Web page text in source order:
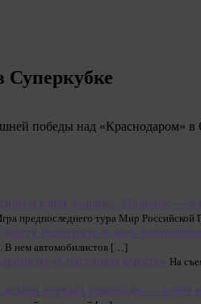
победы над «Краснодаром» в
и идём дальше». Пальцев —
предпоследнего тура Мир
перекрыто в двух
В нем автомобилистов […]
из «Счастливы вместе» На
первый рэмпейдж — и вот